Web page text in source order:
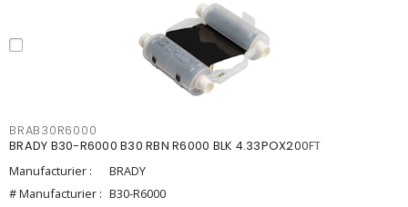
BRAB30R6000
BRADY B30-R6000 B30 RBN R6000 BLK 4.33POX200FT
Manufacturier :
BRADY
# Manufacturier : B30-R6000